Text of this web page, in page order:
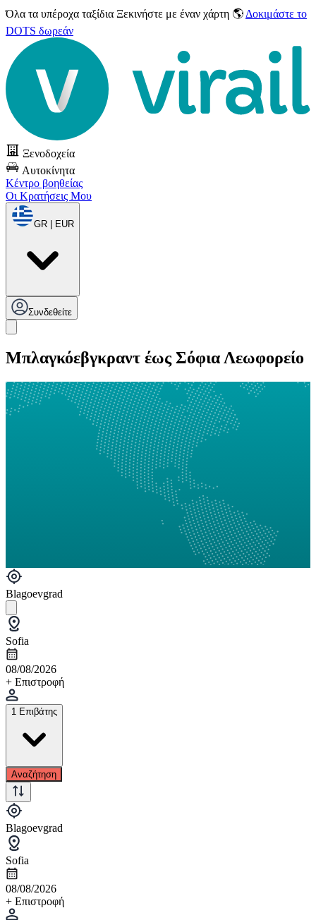
Όλα τα υπέροχα ταξίδια Ξεκινήστε με έναν χάρτη 🌎 Δοκιμάστε το
DOTS δωρεάν
Ξενοδοχεία
Αυτοκίνητα
Κέντρο βοηθείας
Οι Κρατήσεις Μου
GR | EUR
Συνδεθείτε
Μπλαγκόεβγκραντ έως Σόφια Λεωφορείο
Blagoevgrad
Sofia
08/08/2026
+ Επιστροφή
1 Επιβάτης
Αναζήτηση
Blagoevgrad
Sofia
08/08/2026
+ Επιστροφή